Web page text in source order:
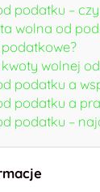
podatku –
wolna od
wolnej
podatku a
podatku a
podatku –